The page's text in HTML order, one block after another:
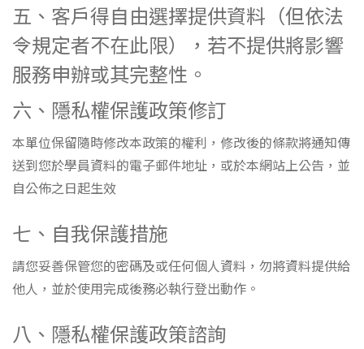
五、客戶得自由選擇提供資料（但依法
令規定者不在此限），若不提供將影響
服務申辦或其完整性。
六、隱私權保護政策修訂
本單位保留隨時修改本政策的權利，修改後的條款將通知傳
送到您於學員資料的電子郵件地址，或於本網站上公告，並
自公佈之日起生效
七、自我保護措施
請您妥善保管您的密碼及或任何個人資料，勿將資料提供給
他人，並於使用完成後務必執行登出動作。
八、隱私權保護政策諮詢